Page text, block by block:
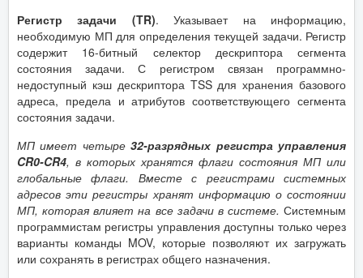
Регистр задачи (TR). Указывает на информацию,
необходимую МП для определения текущей задачи. Регистр
содержит 16-битный селектор дескриптора сегмента
состояния задачи. С регистром связан программно-
недоступный кэш дескриптора TSS для хранения базового
адреса, предела и атрибутов соответствующего сегмента
состояния задачи.
МП имеет четыре32-разрядных регистра управления
CR0-CR4, в которых хранятся флаги состояния МП или
глобальные флаги. Вместе с регистрами системных
адресов эти регистры хранят информацию о состоянии
МП, которая влияет на все задачи в системе. Системным
программистам регистры управления доступны только через
варианты команды MOV, которые позволяют их загружать
или сохранять в регистрах общего назначения.